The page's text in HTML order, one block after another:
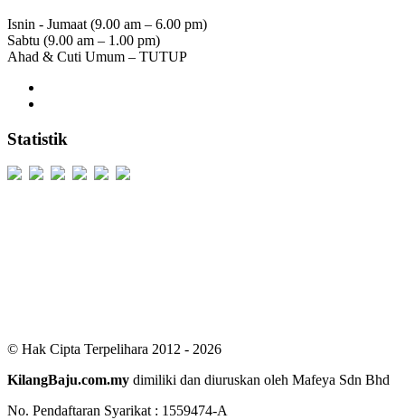
Isnin - Jumaat (9.00 am – 6.00 pm)
Sabtu (9.00 am – 1.00 pm)
Ahad & Cuti Umum – TUTUP
Statistik
© Hak Cipta Terpelihara 2012 - 2026
KilangBaju.com.my dimiliki dan diuruskan oleh Mafeya Sdn Bhd
No. Pendaftaran Syarikat : 1559474-A